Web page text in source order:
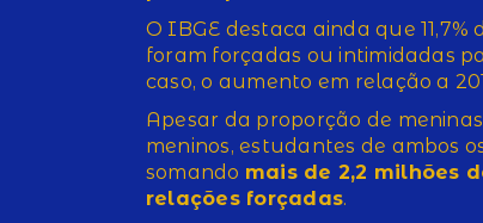
O IBGE destaca ainda que
foram forçadas ou intimidadas
caso, o aumento em relação a
Apesar da proporção de
meninos, estudantes de ambos
somando mais de 2,2 milhões
relações forçadas.